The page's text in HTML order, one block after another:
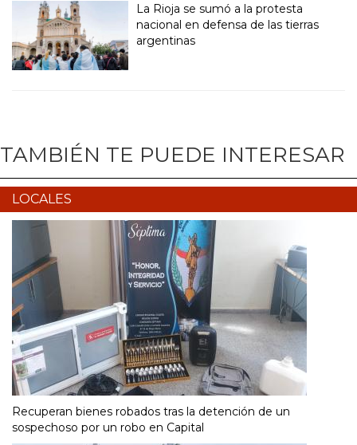
La Rioja se sumó a la protesta
nacional en defensa de las tierras
argentinas
TAMBIÉN TE PUEDE INTERESAR
LOCALES
Recuperan bienes robados tras la detención de un
sospechoso por un robo en Capital